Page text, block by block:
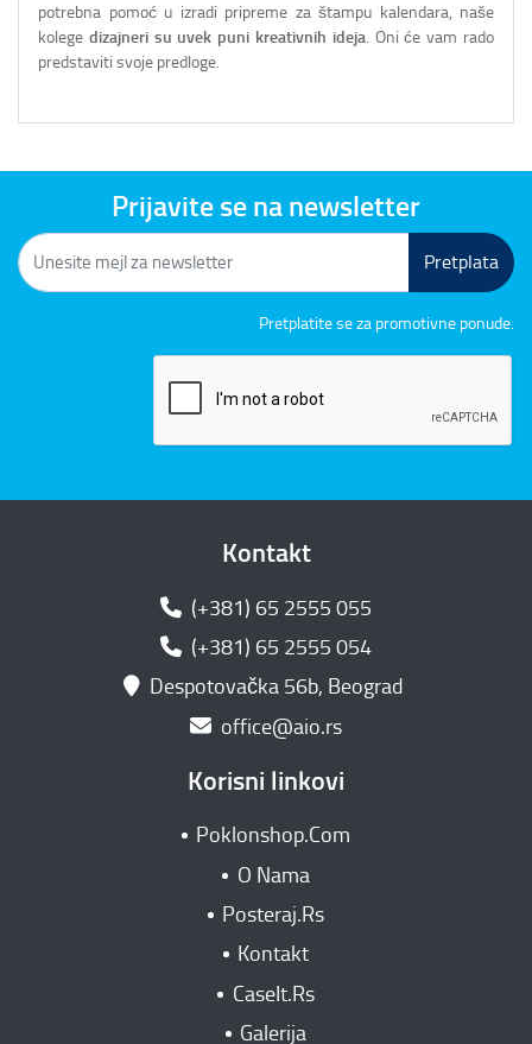
potrebna pomoć u izradi pripreme za štampu kalendara, naše
kolege dizajneri su uvek puni kreativnih ideja. Oni će vam rado
predstaviti svoje predloge.
Prijavite se na newsletter
Pretplata
Pretplatite se za promotivne ponude.
Kontakt
(+381) 65 2555 055
(+381) 65 2555 054
Despotovačka 56b, Beograd
office@aio.rs
Korisni linkovi
Poklonshop.Com
O Nama
Posteraj.Rs
Kontakt
CaseIt.Rs
Galerija